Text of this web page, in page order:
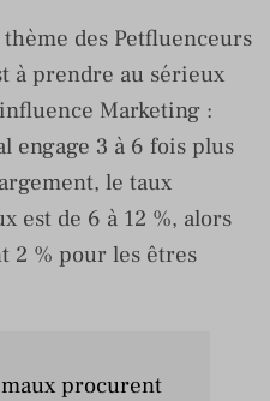
des Petfluenceurs
à prendre au sérieux
Marketing :
engage 3 à 6 fois plus
le taux
est de 6 à 12 %, alors
2 % pour les êtres
procurent